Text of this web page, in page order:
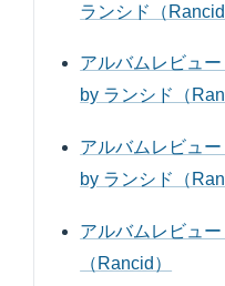
ランシド（Rancid
アルバムレビュ
by ランシド（
アルバムレビュ
by ランシド（
アルバムレビュー
（Rancid）